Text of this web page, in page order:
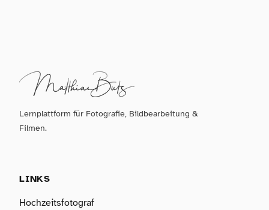
Lernplattform für Fotografie, Bildbearbeitung &
Filmen.
LINKS
Hochzeitsfotograf